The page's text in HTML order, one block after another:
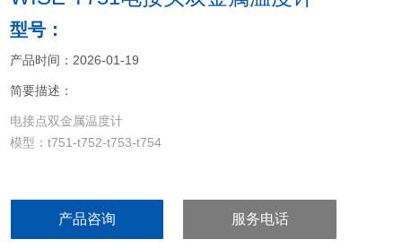
型号：
产品时间：2026-01-19
简要描述：
电接点双金属温度计
模型：t751-t752-t753-t754
产品咨询 服务电话